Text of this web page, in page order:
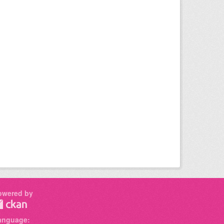
by